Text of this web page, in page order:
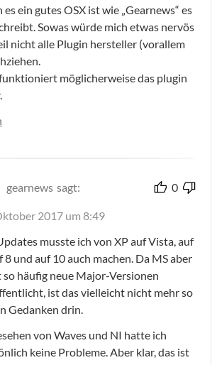
ein gutes OSX ist wie „Gearnews“ es
Sowas würde mich etwas nervös
nicht alle Plugin hersteller (vorallem
möglicherweise das plugin
gearnews sagt: 0
2017 um 8:49
musste ich von XP auf Vista, auf
8 und auf 10 auch machen. Da MS aber
so häufig neue Major-Versionen
ist das vielleicht nicht mehr so
Gedanken drin.
von Waves und NI hatte ich
keine Probleme. Aber klar, das ist